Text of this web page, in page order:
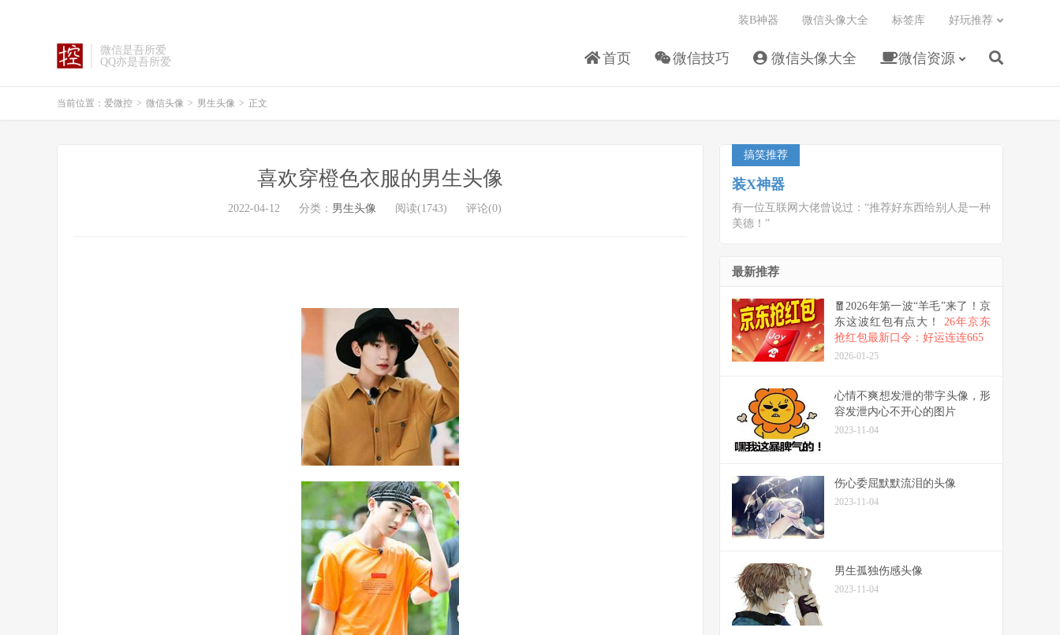
微信是吾所爱
QQ亦是吾所爱
首页 微信技巧 微信头像大全 微信资源
装B神器 微信头像大全 标签库 好玩推荐
当前位置： 爱微控 > 微信头像 > 男生头像 > 正文
喜欢穿橙色衣服的男生头像
2022-04-12 分类： 男生头像 阅读(1743) 评论(0)
搞笑推荐
装X神器
有一位互联网大佬曾说过：“推荐好东西给别人是一种
美德！”
最新推荐
🧧2026年第一波“羊毛”来了！京
东这波红包有点大！ 26年京东
抢红包最新口令：好运连连665
2026-01-25
心情不爽想发泄的带字头像，形
容发泄内心不开心的图片
2023-11-04
伤心委屈默默流泪的头像
2023-11-04
男生孤独伤感头像
2023-11-04